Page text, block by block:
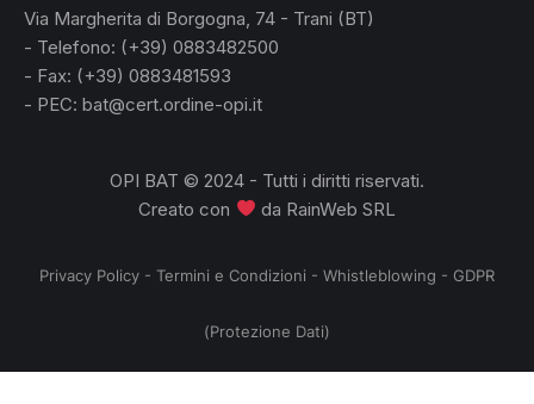
Via Margherita di Borgogna, 74 - Trani (BT)
- Telefono: (+39) 0883482500
- Fax: (+39) 0883481593
- PEC: bat@cert.ordine-opi.it
OPI BAT © 2024 - Tutti i diritti riservati.
Creato con
da RainWeb SRL
Privacy Policy - Termini e Condizioni - Whistleblowing - GDPR
(Protezione Dati)